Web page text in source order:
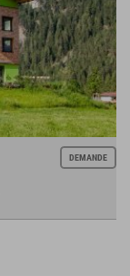
DEMANDE